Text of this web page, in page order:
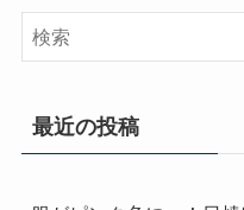
最近の投稿